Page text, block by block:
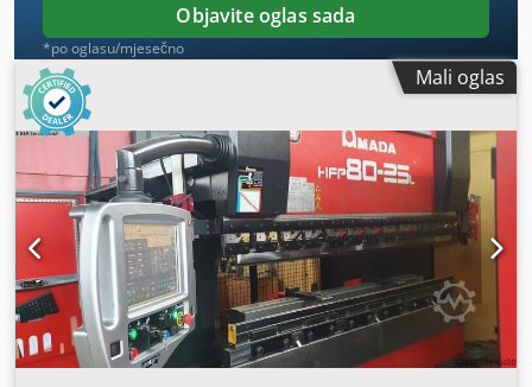
Objavite oglas sada
*po oglasu/mjesečno
Mali oglas